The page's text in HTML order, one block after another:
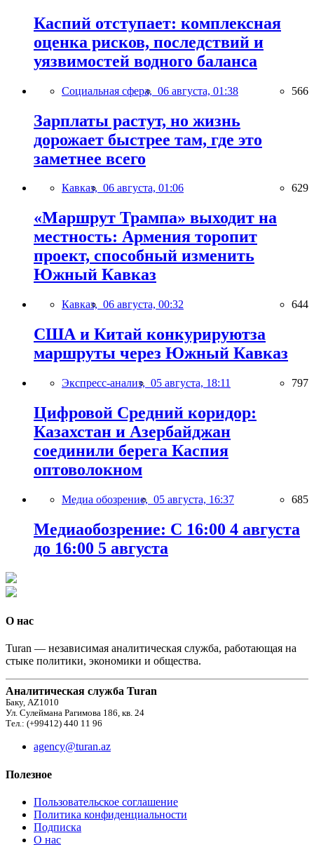
Каспий отступает: комплексная
оценка рисков, последствий и
уязвимостей водного баланса
Социальная сфера, 06 августа, 01:38 566
Зарплаты растут, но жизнь
дорожает быстрее там, где это
заметнее всего
Кавказ, 06 августа, 01:06 629
«Маршрут Трампа» выходит на
местность: Армения торопит
проект, способный изменить
Южный Кавказ
Кавказ, 06 августа, 00:32 644
США и Китай конкурируютза
маршруты через Южный Кавказ
Экспресс-анализ, 05 августа, 18:11 797
Цифровой Средний коридор:
Казахстан и Азербайджан
соединили берега Каспия
оптоволокном
Медиа обозрение, 05 августа, 16:37 685
Медиаобозрение: С 16:00 4 августа
до 16:00 5 августа
О нас
Turan — независимая аналитическая служба, работающая на
стыке политики, экономики и общества.
Аналитическая служба Turan
Баку, AZ1010
Ул. Сулеймана Рагимова 186, кв. 24
Тел.: (+99412) 440 11 96
agency@turan.az
Полезное
Пользовательское соглашение
Политика конфиденциальности
Подписка
О нас